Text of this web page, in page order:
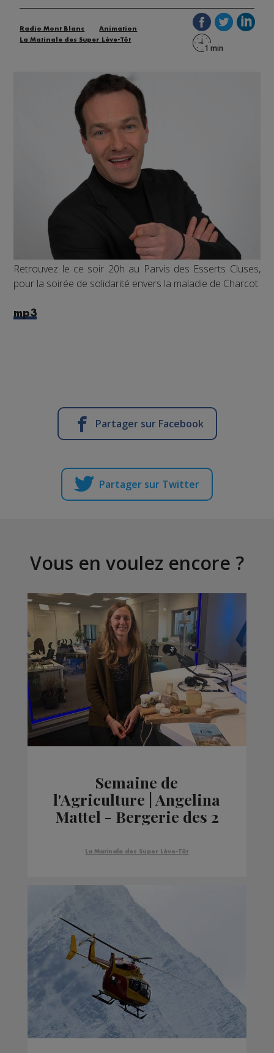
Radio Mont Blanc
Animation
La Matinale des Super Lève-Tôt
Retrouvez le ce soir 20h au Parvis des Esserts Cluses,
pour la soirée de solidarité envers la maladie de Charcot.
mp3
Partager sur Facebook
Partager sur Twitter
Vous en voulez encore ?
Semaine de
l'Agriculture | Angelina
Mattel - Bergerie des 2
La Matinale des Super Lève-Tôt